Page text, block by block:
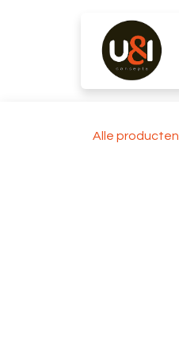
Alle producten